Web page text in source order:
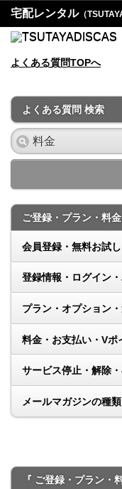
宅配レンタル（
よくある質問TOPへ
よくある質問 検索
ご登録・プラン・料金
会員登録・無料お試し
登録情報・ログイン
プラン・オプション
料金・お支払い・Vポ
サービス停止・解除
メールマガジンの種
『 ご登録・プラン・